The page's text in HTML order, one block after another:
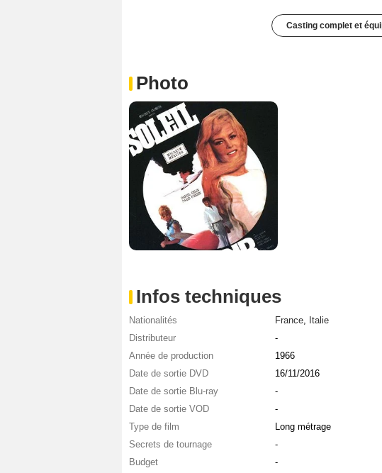
Casting complet et
Photo
Infos techniques
Nationalités France,
Italie
Distributeur
-
Année de production
1966
Date de sortie DVD
16/11/2016
Date de sortie Blu-ray
-
Date de sortie VOD
-
Type de film
Long métrage
Secrets de tournage
-
Budget
-